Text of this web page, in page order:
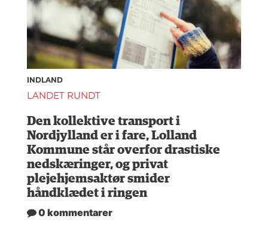
INDLAND
LANDET RUNDT
Den kollektive transport i
Nordjylland er i fare, Lolland
Kommune står overfor drastiske
nedskæringer, og privat
plejehjemsaktør smider
håndklædet i ringen
0 kommentarer